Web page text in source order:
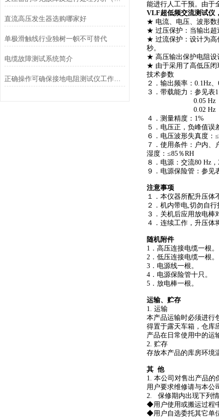
直流高压发生器选购哪家好
单极滑触线行业独树一帜不可替代
电缆故障测试系统简介
正确操作可确保接地电阻测试仪工作过程中的安全
能进行人工干预。由于
VLF超低频交流测试仪
★ 电流、电压、波形数
★ 过压保护：当输出超
★ 过流保护：设计为高
秒。
★ 高压输出保护电阻设
★ 由于采用了高低压闭
技术参数
２．输出频率：0.1Hz
３．带载能力：参见
0.05 Hz zui
0.02 Hz zui
４．测量精度：1%
５．电压正，负峰值误
６．电压波形失真度：
７．使用条件：户内
湿度：≤85％RH
８．电源：交流80 Hz
９．电源保险管：参见
注意事项
１．本仪器所配升压体
２．机内带电,切勿自
３．关机后应用放电棒
４．连续工作，升压体
随机附件
1．高压连接电缆一根。
2．低压连接电缆一根。
3．电源线一根。
4．电源保险管十只。
5．放电棒一根。
运输、贮存
1. 运输
本产品运输时必须进行
得置于露天车箱，仓库
产品在日常使用中的运
2. 贮存
存放本产品的库房环境
其 他
1. 本公司对售出产品的
用户要求维修请与本公
2. 保修期内出现下列
◆用户使用或搬运过程
◆用户自选委托其它单